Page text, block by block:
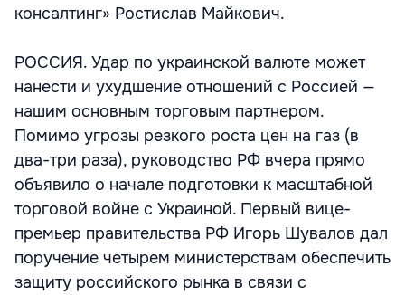
консалтинг» Ростислав Майкович.
РОССИЯ. Удар по украинской валюте может
нанести и ухудшение отношений с Россией —
нашим основным торговым партнером.
Помимо угрозы резкого роста цен на газ (в
два-три раза), руководство РФ вчера прямо
объявило о начале подготовки к масштабной
торговой войне с Украиной. Первый вице-
премьер правительства РФ Игорь Шувалов дал
поручение четырем министерствам обеспечить
защиту российского рынка в связи с